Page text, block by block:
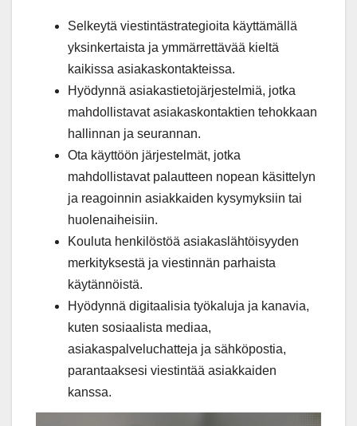
Selkeytä viestintästrategioita käyttämällä
yksinkertaista ja ymmärrettävää kieltä
kaikissa asiakaskontakteissa.
Hyödynnä asiakastietojärjestelmiä, jotka
mahdollistavat asiakaskontaktien tehokkaan
hallinnan ja seurannan.
Ota käyttöön järjestelmät, jotka
mahdollistavat palautteen nopean käsittelyn
ja reagoinnin asiakkaiden kysymyksiin tai
huolenaiheisiin.
Kouluta henkilöstöä asiakaslähtöisyyden
merkityksestä ja viestinnän parhaista
käytännöistä.
Hyödynnä digitaalisia työkaluja ja kanavia,
kuten sosiaalista mediaa,
asiakaspalveluchatteja ja sähköpostia,
parantaaksesi viestintää asiakkaiden
kanssa.